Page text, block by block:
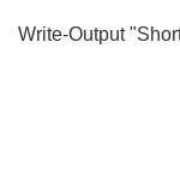
Write-Output